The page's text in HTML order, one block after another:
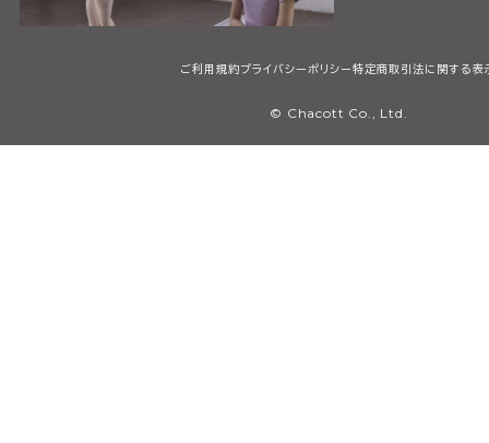
ご利用規約プライバシーポリシー特定商取引法に関する表
© Chacott Co., Ltd.